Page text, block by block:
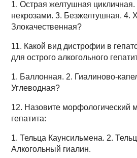
1. Острая желтушная
некрозами. 3. Безжелтушная. 4.
Злокачественная?
11. Какой вид дистрофии в
для острого алкогольного
1. Баллонная. 2. Гиалиново-
Углеводная?
12. Назовите морфологический
гепатита:
1. Тельца Каунсильмена. 2.
Алкогольный гиалин.